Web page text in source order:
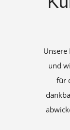
Unsere
und
für